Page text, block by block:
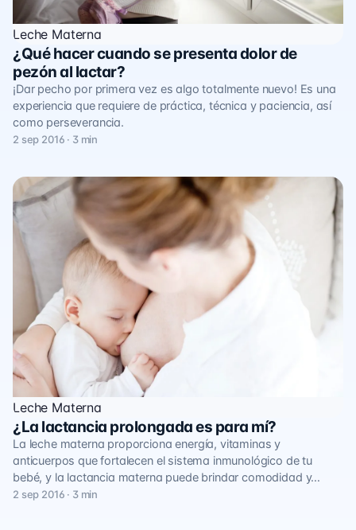
Leche Materna
¿Qué hacer cuando se presenta dolor de
pezón al lactar?
¡Dar pecho por primera vez es algo totalmente nuevo! Es una
experiencia que requiere de práctica, técnica y paciencia, así
como perseverancia.
2 sep 2016 · 3 min
Leche Materna
¿La lactancia prolongada es para mí?
La leche materna proporciona energía, vitaminas y
anticuerpos que fortalecen el sistema inmunológico de tu
bebé, y la lactancia materna puede brindar comodidad y…
2 sep 2016 · 3 min